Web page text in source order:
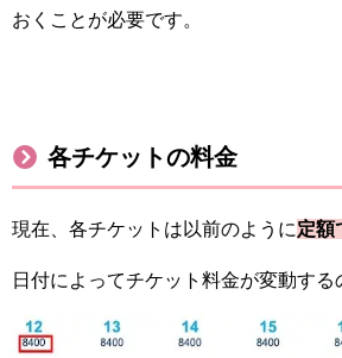
おくことが必要です。
各チケットの料金
現在、各チケットは以前のように定額
日付によってチケット料金が変動する